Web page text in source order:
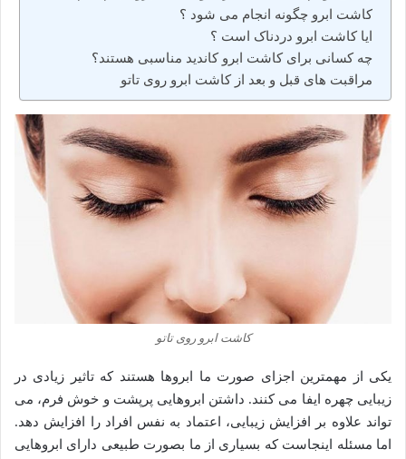
کاشت ابرو چگونه انجام می شود ؟
ایا کاشت ابرو دردناک است ؟
چه کسانی برای کاشت ابرو کاندید مناسبی هستند؟
مراقبت های قبل و بعد از کاشت ابرو روی تاتو
کاشت ابرو روی تاتو
یکی از مهمترین اجزای صورت ما ابروها هستند که تاثیر زیادی در
زیبایی چهره ایفا می کنند. داشتن ابروهایی پرپشت و خوش فرم، می
تواند علاوه بر افزایش زیبایی، اعتماد به نفس افراد را افزایش دهد.
اما مسئله اینجاست که بسیاری از ما بصورت طبیعی دارای ابروهایی